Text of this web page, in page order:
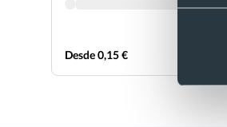
Desde 0,15 €